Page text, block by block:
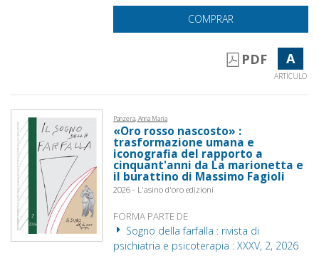
COMPRAR
PDF A
ARTÍCULO
Panzera, Anna Maria
«Oro rosso nascosto» :
trasformazione umana e
iconografia del rapporto a
cinquant'anni da La marionetta e
il burattino di Massimo Fagioli
2026 - L'asino d'oro edizioni
FORMA PARTE DE
Sogno della farfalla : rivista di
psichiatria e psicoterapia : XXXV, 2, 2026